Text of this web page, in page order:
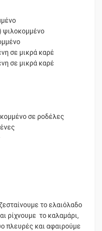
ψιλοκομμένο
σε μικρά καρέ
σε μικρά καρέ
σε ροδέλες
το ελαιόλαδο
ρίχνουμε το καλαμάρι,
πλευρές και αφαιρούμε